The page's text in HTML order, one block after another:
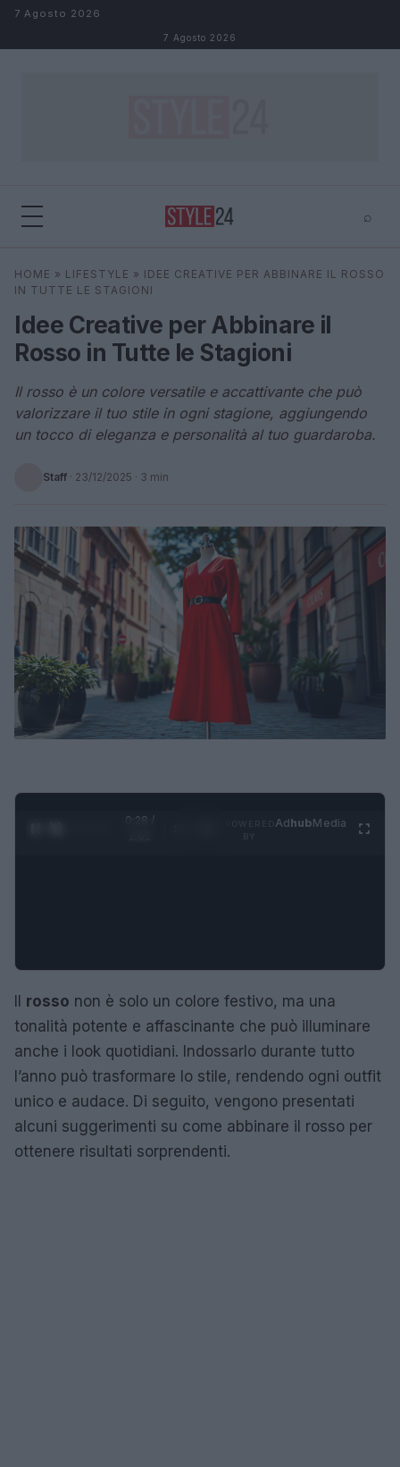
Salta al contenuto
7 Agosto 2026
7 Agosto 2026
⌕
Cerca ⌕ ×
HOME » LIFESTYLE » IDEE CREATIVE PER ABBINARE IL ROSSO
IN TUTTE LE STAGIONI
Idee Creative per Abbinare il
Rosso in Tutte le Stagioni
Il rosso è un colore versatile e accattivante che può
valorizzare il tuo stile in ogni stagione, aggiungendo
un tocco di eleganza e personalità al tuo guardaroba.
Staff · 23/12/2025 · 3 min
0:29 /
AdhubMedia
Il rosso non è solo un colore festivo, ma una
tonalità potente e affascinante che può illuminare
anche i look quotidiani. Indossarlo durante tutto
l’anno può trasformare lo stile, rendendo ogni outfit
unico e audace. Di seguito, vengono presentati
alcuni suggerimenti su come abbinare il rosso per
ottenere risultati sorprendenti.